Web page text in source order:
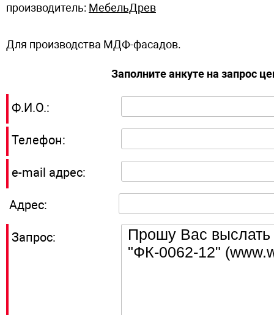
производитель: МебельДрев
Для производства МДФ-фасадов.
Заполните анкуте на запрос
Ф.И.О.:
Телефон:
e-mail адрес:
Адрес:
Запрос: